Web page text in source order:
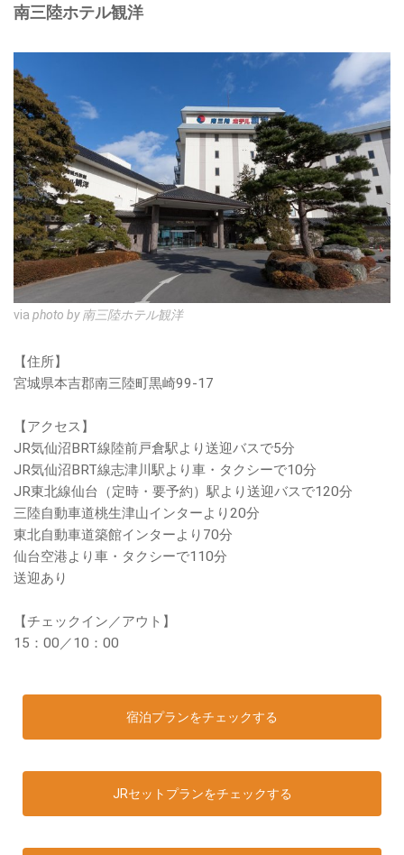
南三陸ホテル観洋
via photo by 南三陸ホテル観洋
【住所】
宮城県本吉郡南三陸町黒崎99-17
【アクセス】
JR気仙沼BRT線陸前戸倉駅より送迎バスで5分
JR気仙沼BRT線志津川駅より車・タクシーで10分
JR東北線仙台（定時・要予約）駅より送迎バスで120分
三陸自動車道桃生津山インターより20分
東北自動車道築館インターより70分
仙台空港より車・タクシーで110分
送迎あり
【チェックイン／アウト】
15：00／10：00
宿泊プランをチェックする
JRセットプランをチェックする